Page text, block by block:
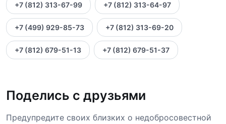
+7 (812) 313-67-99 +7 (812) 313-64-97
+7 (499) 929-85-73 +7 (812) 313-69-20
+7 (812) 679-51-13 +7 (812) 679-51-37
Поделись с друзьями
Предупредите своих близких о недобросовестной